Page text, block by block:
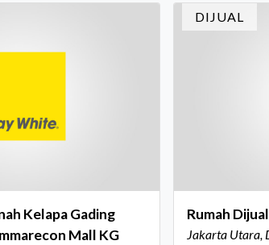
Kelapa Gading
Mall KG
DIJUAL
Rumah
Jakarta Utara,